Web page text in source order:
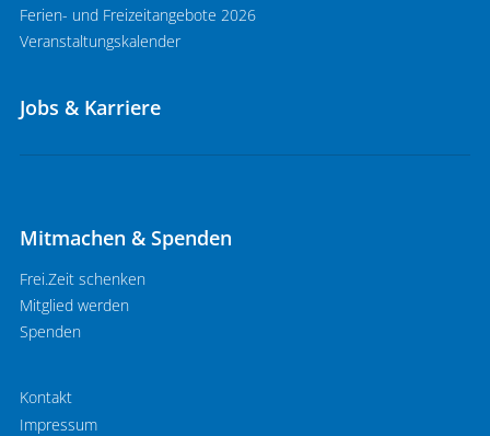
Ferien- und Freizeitangebote 2026
Veranstaltungskalender
Jobs & Karriere
Mitmachen & Spenden
Frei.Zeit schenken
Mitglied werden
Spenden
Kontakt
Impressum